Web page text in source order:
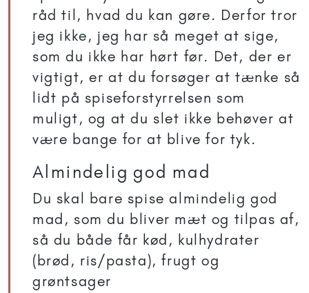
råd til, hvad du kan gøre. Derfor tror
jeg ikke, jeg har så meget at sige,
som du ikke har hørt før. Det, der er
vigtigt, er at du forsøger at tænke så
lidt på spiseforstyrrelsen som
muligt, og at du slet ikke behøver at
være bange for at blive for tyk.
Almindelig god mad
Du skal bare spise almindelig god
mad, som du bliver mæt og tilpas af,
så du både får kød, kulhydrater
(brød, ris/pasta), frugt og
grøntsager